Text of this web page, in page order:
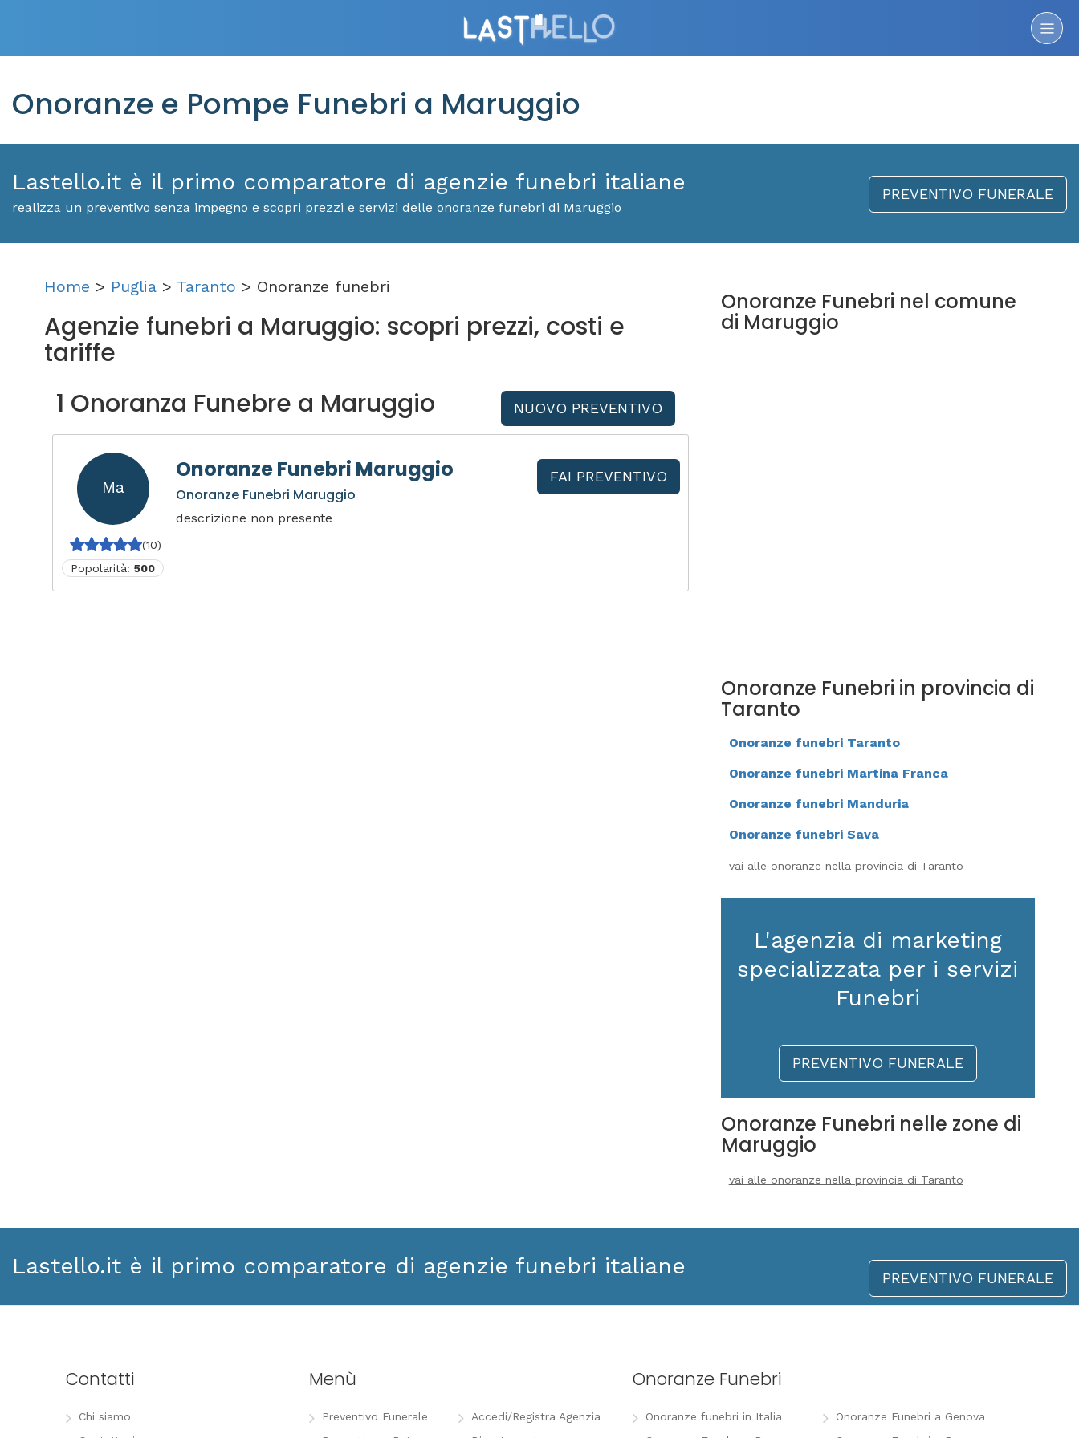
Onoranze e Pompe Funebri a Maruggio
Lastello.it è il primo comparatore di agenzie funebri italiane
realizza un preventivo senza impegno e scopri prezzi e servizi delle onoranze funebri di Maruggio
PREVENTIVO FUNERALE
Home > Puglia > Taranto > Onoranze funebri
Agenzie funebri a Maruggio: scopri prezzi, costi e
tariffe
1 Onoranza Funebre a Maruggio
NUOVO PREVENTIVO
Ma
(10)
Popolarità: 500
Onoranze Funebri Maruggio
Onoranze Funebri Maruggio
descrizione non presente
FAI PREVENTIVO
Onoranze Funebri nel comune
di Maruggio
Onoranze Funebri in provincia di
Taranto
Onoranze funebri Taranto
Onoranze funebri Martina Franca
Onoranze funebri Manduria
Onoranze funebri Sava
vai alle onoranze nella provincia di Taranto
L'agenzia di marketing
specializzata per i servizi
Funebri
PREVENTIVO FUNERALE
Onoranze Funebri nelle zone di
Maruggio
vai alle onoranze nella provincia di Taranto
Lastello.it è il primo comparatore di agenzie funebri italiane PREVENTIVO FUNERALE
Contatti
Chi siamo
Menù
Preventivo Funerale
Accedi/Registra Agenzia
Onoranze Funebri
Onoranze funebri in Italia
Onoranze Funebri a Genova